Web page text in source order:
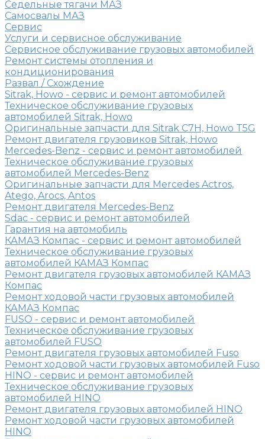
Седельные тягачи МАЗ
Самосвалы МАЗ
Сервис
Услуги и сервисное обслуживание
Сервисное обслуживание грузовых автомобилей
Ремонт системы отопления и
кондиционирования
Развал / Схождение
Sitrak, Howo - сервис и ремонт автомобилей
Техническое обслуживание грузовых
автомобилей Sitrak, Howo
Оригинальные запчасти для Sitrak C7H, Howo T5G
Ремонт двигателя грузовиков Sitrak, Howo
Mercedes-Benz - сервис и ремонт автомобилей
Техническое обслуживание грузовых
автомобилей Mercedes-Benz
Оригинальные запчасти для Mercedes Actros,
Atego, Arocs, Antos
Ремонт двигателя Mercedes-Benz
Sdac - сервис и ремонт автомобилей
Гарантия на автомобиль
КАМАЗ Компас - сервис и ремонт автомобилей
Техническое обслуживание грузовых
автомобилей КАМАЗ Компас
Ремонт двигателя грузовых автомобилей КАМАЗ
Компас
Ремонт ходовой части грузовых автомобилей
КАМАЗ Компас
FUSO - сервис и ремонт автомобилей
Техническое обслуживание грузовых
автомобилей FUSO
Ремонт двигателя грузовых автомобилей Fuso
Ремонт ходовой части грузовых автомобилей Fuso
HINO - сервис и ремонт автомобилей
Техническое обслуживание грузовых
автомобилей HINO
Ремонт двигателя грузовых автомобилей HINO
Ремонт ходовой части грузовых автомобилей
HINO